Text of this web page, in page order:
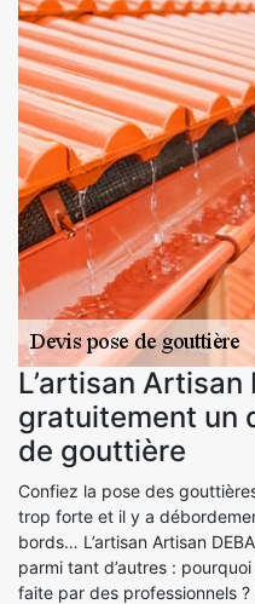
L’artisan Artisan
gratuitement un
de gouttière
Confiez la pose des
trop forte et il y a
bords… L’artisan Artisan
parmi tant d’autres :
faite par des professionnels